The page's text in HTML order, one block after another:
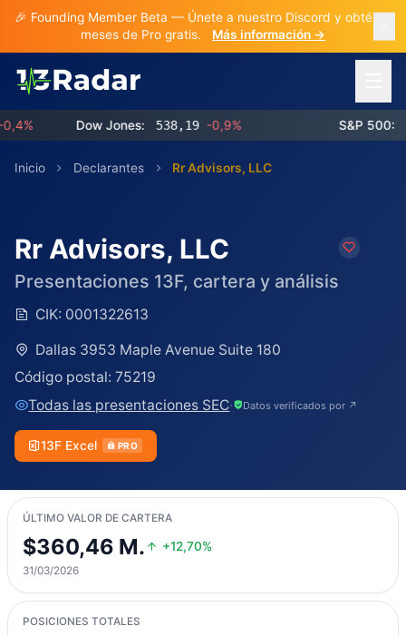
🎉 Founding Member Beta — Únete a nuestro Discord y obtén 3
meses de Pro gratis.
Más información →
Dow Jones: 538,19 -0,9% S&P 500:
Inicio Declarantes Rr Advisors, LLC
Rr Advisors, LLC
Presentaciones 13F, cartera y análisis
CIK: 0001322613
Dallas 3953 Maple Avenue Suite 180
Código postal: 75219
Todas las presentaciones SEC· Datos verificados por ↗
13F Excel PRO
ÚLTIMO VALOR DE CARTERA
$360,46 M. +12,70%
31/03/2026
POSICIONES TOTALES